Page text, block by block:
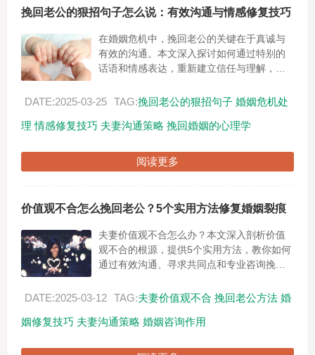
挽回老公的狠招句子怎么说：有效沟通与情感修复技巧
在婚姻危机中，挽回老公的关键在于真诚与
有效的沟通。本文深入探讨如何通过特别的
话语和情感表达，重新建立信任与理解，帮
用案例，提供实用的挽回策略与后续维护建
DATE:2025-03-25 TAG:挽回老公的狠招句子 婚姻危机处
理 情感修复技巧 夫妻沟通策略 挽回婚姻的心理学
阅读更多
价值观不合怎么挽回老公？5个实用方法修复婚姻裂痕
夫妻价值观不合怎么办？本文深入剖析价值
观不合的根源，提供5个实用方法，教你如何
通过有效沟通、寻求共同点和专业咨询挽回
DATE:2025-03-12 TAG:夫妻价值观不合 挽回老公方法 婚
姻修复技巧 夫妻沟通策略 婚姻咨询作用